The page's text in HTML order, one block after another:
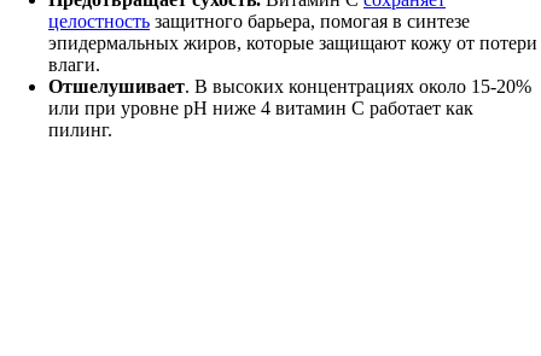
целостность защитного барьера, помогая в синтезе
эпидермальных жиров, которые защищают кожу от потери
влаги.
Отшелушивает. В высоких концентрациях около 15-20%
или при уровне pH ниже 4 витамин С работает как
пилинг.